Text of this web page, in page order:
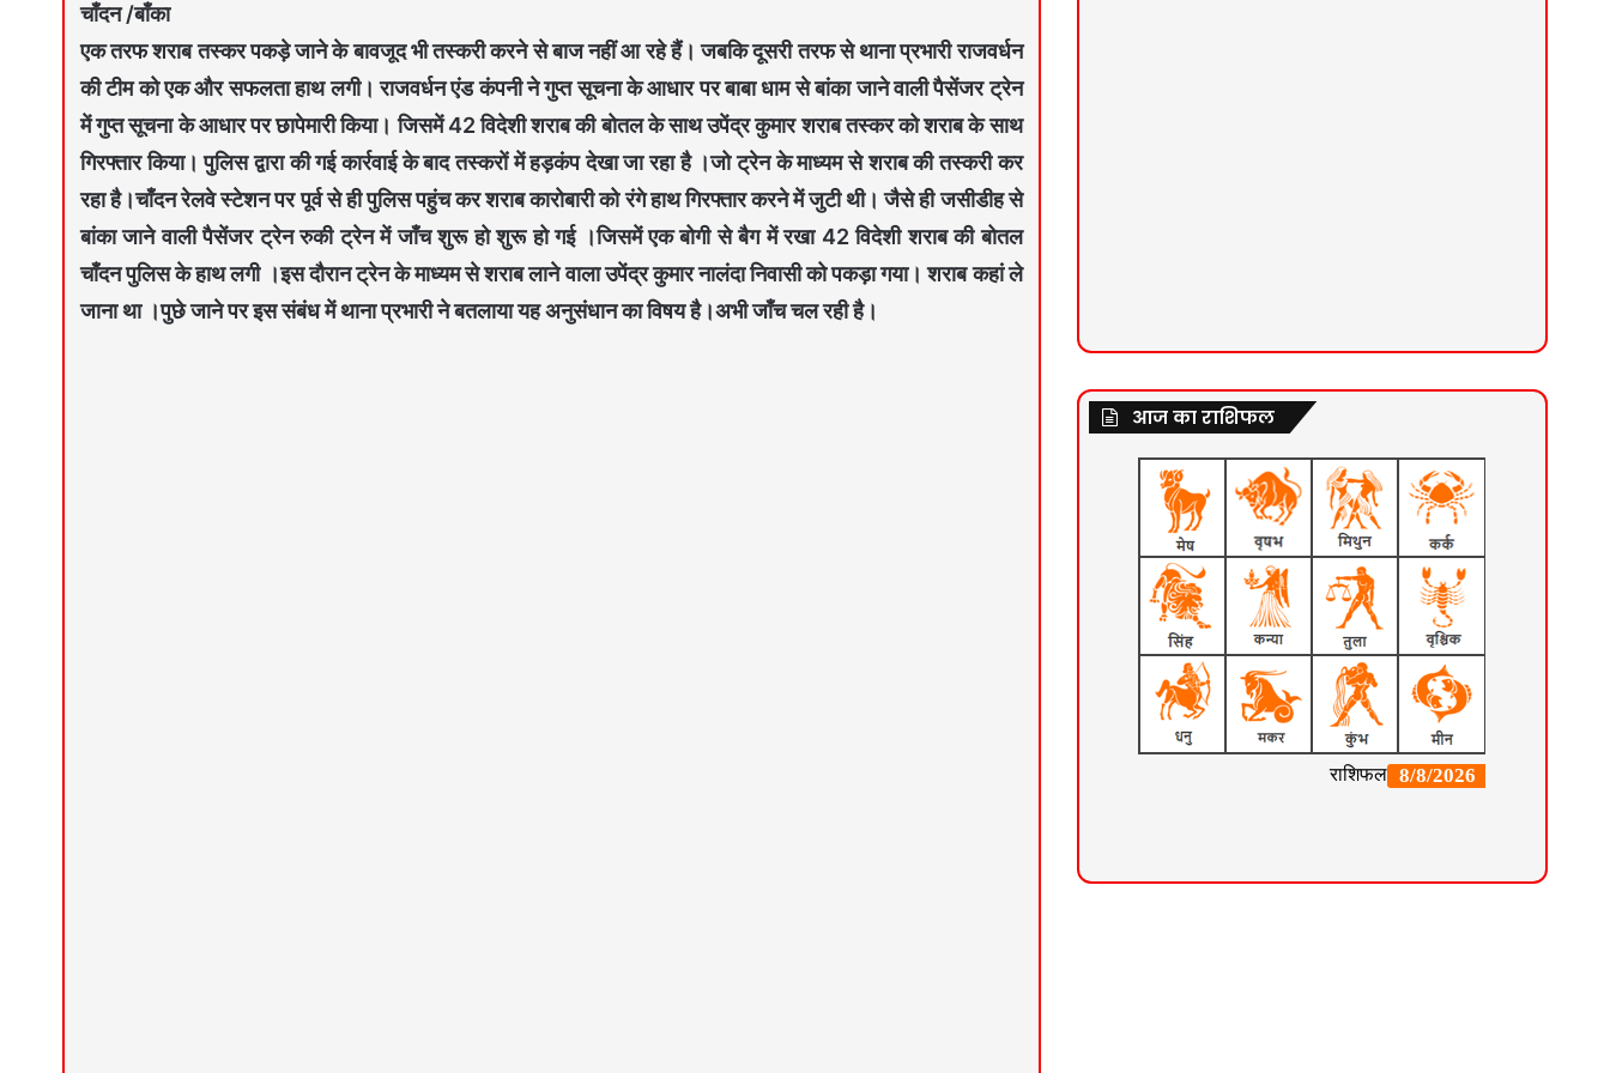
चाँदन /बाँका
एक तरफ शराब तस्कर पकड़े जाने के बावजूद भी तस्करी करने से बाज नहीं आ रहे हैं। जबकि दूसरी तरफ से थाना प्रभारी राजवर्धन
की टीम को एक और सफलता हाथ लगी। राजवर्धन एंड कंपनी ने गुप्त सूचना के आधार पर बाबा धाम से बांका जाने वाली पैसेंजर ट्रेन
में गुप्त सूचना के आधार पर छापेमारी किया। जिसमें 42 विदेशी शराब की बोतल के साथ उपेंद्र कुमार शराब तस्कर को शराब के साथ
गिरफ्तार किया। पुलिस द्वारा की गई कार्रवाई के बाद तस्करों में हड़कंप देखा जा रहा है ।जो ट्रेन के माध्यम से शराब की तस्करी कर
रहा है।चाँदन रेलवे स्टेशन पर पूर्व से ही पुलिस पहुंच कर शराब कारोबारी को रंगे हाथ गिरफ्तार करने में जुटी थी। जैसे ही जसीडीह से
बांका जाने वाली पैसेंजर ट्रेन रुकी ट्रेन में जाँच शुरू हो शुरू हो गई ।जिसमें एक बोगी से बैग में रखा 42 विदेशी शराब की बोतल
चाँदन पुलिस के हाथ लगी ।इस दौरान ट्रेन के माध्यम से शराब लाने वाला उपेंद्र कुमार नालंदा निवासी को पकड़ा गया। शराब कहां ले
जाना था ।पुछे जाने पर इस संबंध में थाना प्रभारी ने बतलाया यह अनुसंधान का विषय है।अभी जाँच चल रही है।
आज का राशिफल